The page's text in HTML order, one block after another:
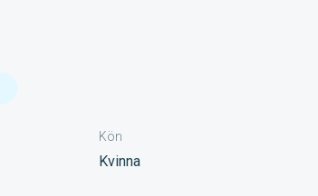
Kön
Kvinna